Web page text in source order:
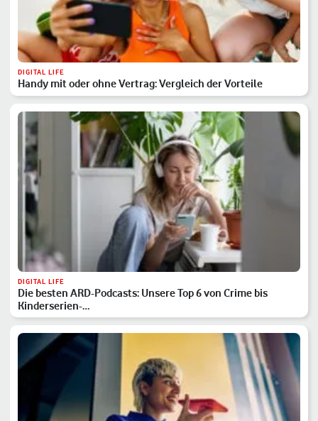
DIGITAL LIFE
Handy mit oder ohne Vertrag: Vergleich der Vorteile
DIGITAL LIFE
Die besten ARD-Podcasts: Unsere Top 6 von Crime bis
Kinderserien-…